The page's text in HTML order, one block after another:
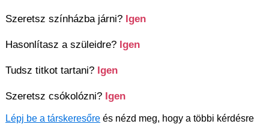
Szeretsz színházba járni? Igen
Hasonlítasz a szüleidre? Igen
Tudsz titkot tartani? Igen
Szeretsz csókolózni? Igen
Lépj be a társkeresőre és nézd meg, hogy a többi kérdésre